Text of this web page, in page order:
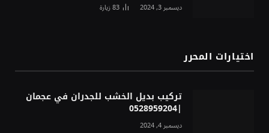
ديسمبر 3, 2024 83زيارة
اختيارات المحرر
تركيب بديل الخشب للجدران في عجمان
|0528959204
ديسمبر 4, 2024